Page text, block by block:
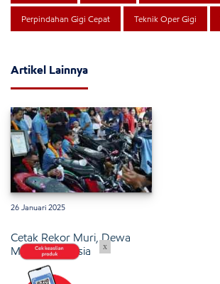
Perpindahan Gigi Cepat Teknik Oper Gigi
Artikel Lainnya
26 Januari 2025
Cetak Rekor Muri, Dewa
Motor Indonesia
x